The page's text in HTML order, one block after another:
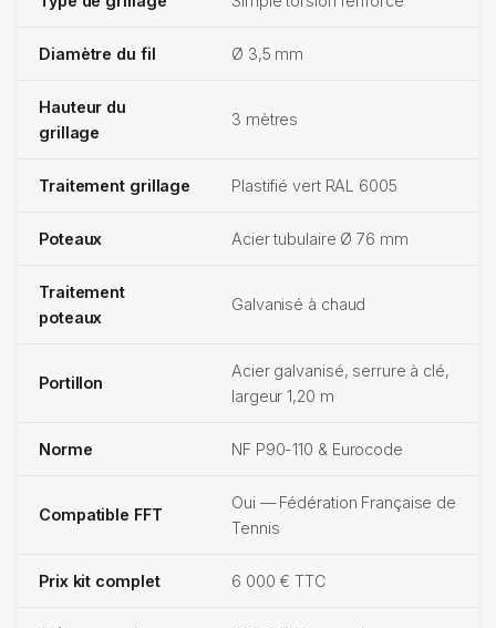
Diamètre du fil Ø 3,5 mm
Hauteur du
grillage
3 mètres
Traitement grillage Plastifié vert RAL 6005
Poteaux Acier tubulaire Ø 76 mm
Traitement
poteaux
Galvanisé à chaud
Portillon
Acier galvanisé, serrure à clé,
largeur 1,20 m
Norme NF P90-110 & Eurocode
Compatible FFT
Oui — Fédération Française de
Tennis
Prix kit complet 6 000 € TTC